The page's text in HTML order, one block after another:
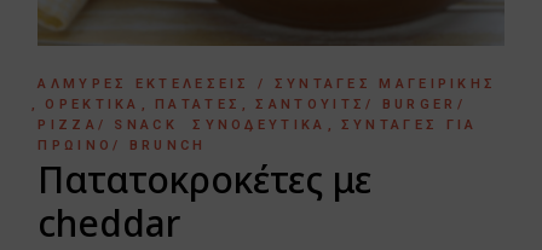
ΑΛΜΥΡΈΣ ΕΚΤΕΛΈΣΕΙΣ / ΣΥΝΤΑΓΈΣ ΜΑΓΕΙΡΙΚΉΣ
ΟΡΕΚΤΙΚΆ
ΠΑΤΆΤΕΣ
ΣΆΝΤΟΥΙΤΣ/ BURGER/
PIZZA/ SNACK
ΣΥΝΟΔΕΥΤΙΚΆ
ΣΥΝΤΑΓΈΣ ΓΙΑ
ΠΡΩΙΝΌ/ BRUNCH
Πατατοκροκέτες με
cheddar